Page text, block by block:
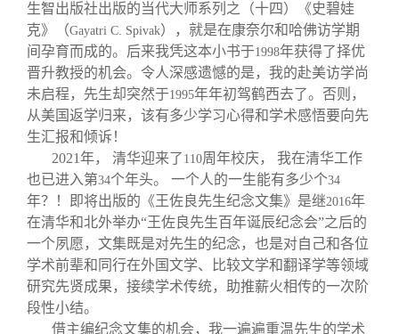
生智出版社出版的当代大师系列之（十四）《史碧娃
克》（Gayatri C. Spivak），就是在康奈尔和哈佛访学期
间孕育而成的。后来我凭这本小书于1998年获得了择优
晋升教授的机会。令人深感遗憾的是，我的赴美访学尚
未启程，先生却突然于1995年年初驾鹤西去了。否则，
从美国返学归来，该有多少学习心得和学术感悟要向先
生汇报和倾诉！
2021年， 清华迎来了 110周年校庆， 我在清华工作
也已进入第34个年头。 一个人的一生能有多少个34
年？！即将出版的《王佐良先生纪念文集》是继2016年
在清华和北外举办“王佐良先生百年诞辰纪念会”之后的
一个夙愿，文集既是对先生的纪念，也是对自己和各位
学术前辈和同行在外国文学、比较文学和翻译学等领域
研究先贤成果，接续学术传统，助推薪火相传的一次阶
段性小结。
借主编纪念文集的机会，我一遍遍重温先生的学术